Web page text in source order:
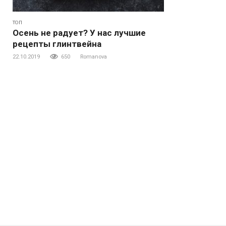
ТОП
Осень не радует? У нас лучшие
рецепты глинтвейна
22.10.2019 650 Romanova